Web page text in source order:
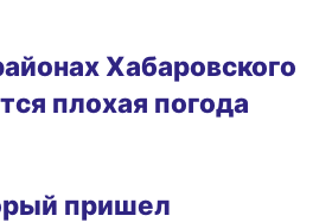
Хабаровского
плохая погода
пришел